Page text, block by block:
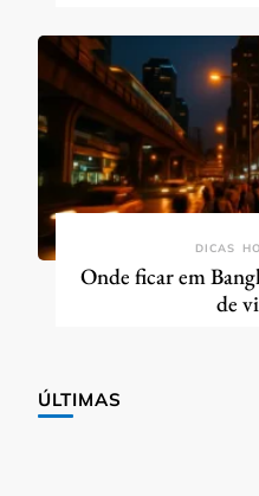
DICAS
Onde ficar em
de
ÚLTIMAS